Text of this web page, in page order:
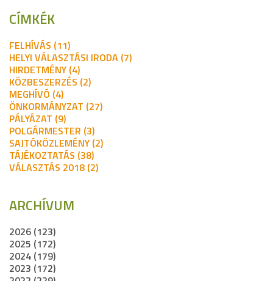
CÍMKÉK
FELHÍVÁS (11)
HELYI VÁLASZTÁSI IRODA (7)
HIRDETMÉNY (4)
KÖZBESZERZÉS (2)
MEGHÍVÓ (4)
ÖNKORMÁNYZAT (27)
PÁLYÁZAT (9)
POLGÁRMESTER (3)
SAJTÓKÖZLEMÉNY (2)
TÁJÉKOZTATÁS (38)
VÁLASZTÁS 2018 (2)
ARCHÍVUM
2026 (123)
2025 (172)
2024 (179)
2023 (172)